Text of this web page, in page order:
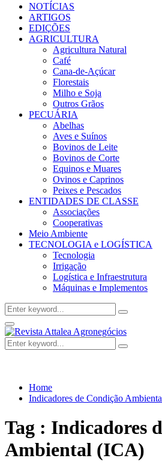
NOTÍCIAS
ARTIGOS
EDIÇÕES
AGRICULTURA
Agricultura Natural
Café
Cana-de-Açúcar
Florestais
Milho e Soja
Outros Grãos
PECUÁRIA
Abelhas
Aves e Suínos
Bovinos de Leite
Bovinos de Corte
Equinos e Muares
Ovinos e Caprinos
Peixes e Pescados
ENTIDADES DE CLASSE
Associações
Cooperativas
Meio Ambiente
TECNOLOGIA e LOGÍSTICA
Tecnologia
Irrigação
Logística e Infraestrutura
Máquinas e Implementos
Search
for:
Search
Facebook
Twitter
Instagram
Linkedin
Youtube
Email
Primary
Menu
Search
for:
Search
Home
Indicadores de Condição
Tag : Indicadores
Ambiental (ICA)